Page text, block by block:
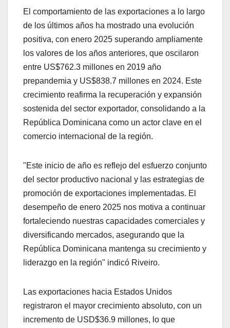
El comportamiento de las exportaciones a lo largo
de los últimos años ha mostrado una evolución
positiva, con enero 2025 superando ampliamente
los valores de los años anteriores, que oscilaron
entre US$762.3 millones en 2019 año
prepandemia y US$838.7 millones en 2024. Este
crecimiento reafirma la recuperación y expansión
sostenida del sector exportador, consolidando a la
República Dominicana como un actor clave en el
comercio internacional de la región.
"Este inicio de año es reflejo del esfuerzo conjunto
del sector productivo nacional y las estrategias de
promoción de exportaciones implementadas. El
desempeño de enero 2025 nos motiva a continuar
fortaleciendo nuestras capacidades comerciales y
diversificando mercados, asegurando que la
República Dominicana mantenga su crecimiento y
liderazgo en la región" indicó Riveiro.
Las exportaciones hacia Estados Unidos
registraron el mayor crecimiento absoluto, con un
incremento de USD$36.9 millones, lo que